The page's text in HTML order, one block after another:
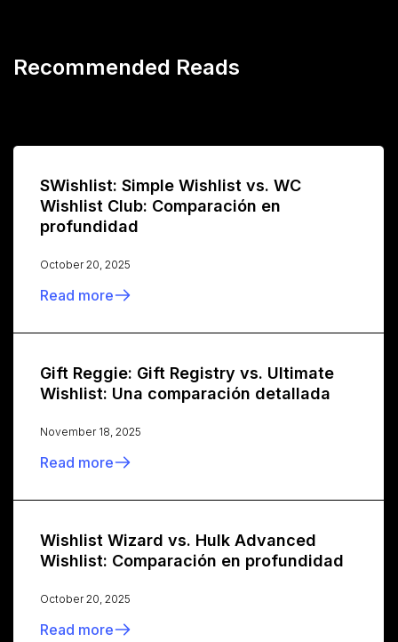
Recommended Reads
SWishlist: Simple Wishlist vs. WC
Wishlist Club: Comparación en
profundidad
October 20, 2025
Read more
Gift Reggie: Gift Registry vs. Ultimate
Wishlist: Una comparación detallada
November 18, 2025
Read more
Wishlist Wizard vs. Hulk Advanced
Wishlist: Comparación en profundidad
October 20, 2025
Read more